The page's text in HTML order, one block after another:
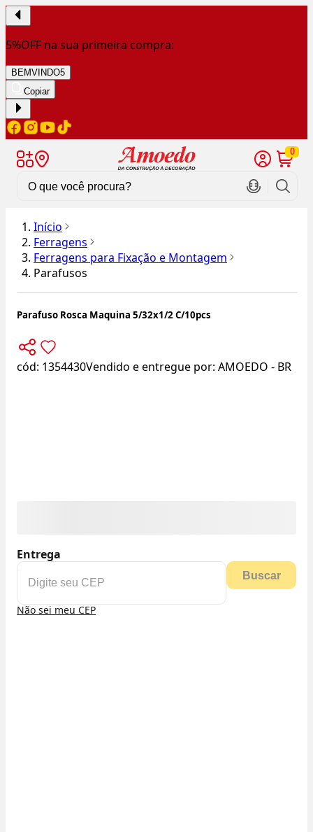
5%OFF na sua primeira compra:
BEMVINDO5
Copiar
0
Início
Ferragens
Ferragens para Fixação e Montagem
Parafusos
Parafuso Rosca Maquina 5/32x1/2 C/10pcs
cód: 1354430Vendido e entregue por: AMOEDO - BR
Entrega
Buscar
Não sei meu CEP